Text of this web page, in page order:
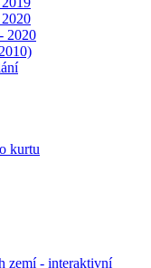
2020
kurtu
zemí - interaktivní